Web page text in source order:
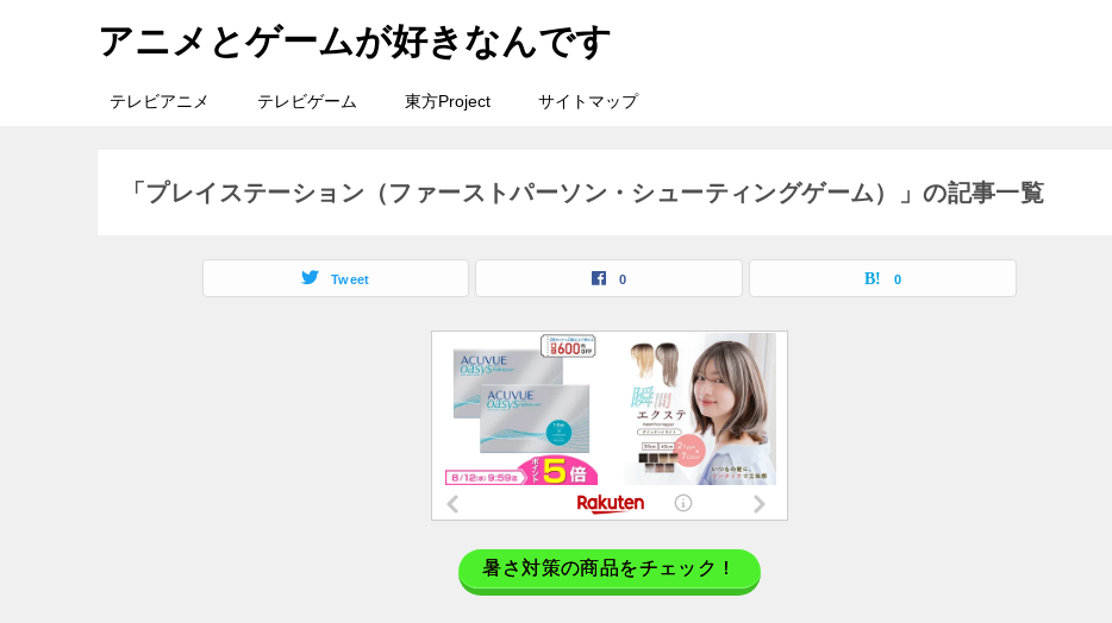
アニメとゲームが好きなんです
テレビアニメ テレビゲーム 東方Project サイトマップ
「プレイステーション（ファーストパーソン・シューティングゲーム）」の記事一覧
Tweet 0 0
暑さ対策の商品をチェック！